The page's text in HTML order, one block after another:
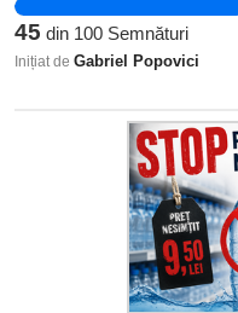
Făurei. Solicităm
tren pentru a
și accesul la
45 din 100 Semnături
Inițiat de Gabriel Popovici